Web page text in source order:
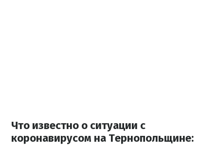
Что известно о ситуации с
коронавирусом на Тернопольщине: